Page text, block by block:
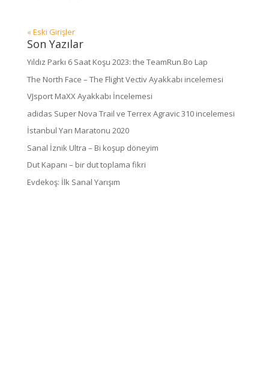
« Eski Girişler
Son Yazılar
Yıldız Parkı 6 Saat Koşu 2023: the TeamRun.Bo Lap
The North Face – The Flight Vectiv Ayakkabı incelemesi
VJsport MaXX Ayakkabı İncelemesi
adidas Super Nova Trail ve Terrex Agravic 310 incelemesi
İstanbul Yarı Maratonu 2020
Sanal İznik Ultra – Bi koşup döneyim
Dut Kapanı – bir dut toplama fikri
Evdekoş: İlk Sanal Yarışım